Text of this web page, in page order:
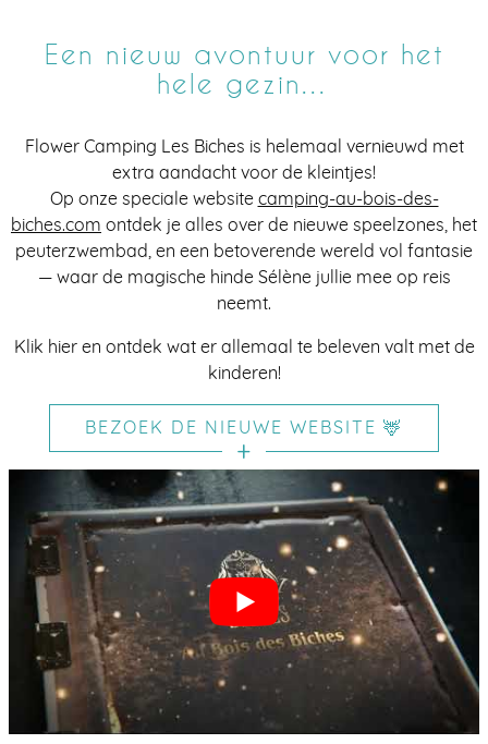
Een nieuw avontuur voor het
hele gezin…
Flower Camping Les Biches is helemaal vernieuwd met
extra aandacht voor de kleintjes!
Op onze speciale website camping-au-bois-des-
biches.com ontdek je alles over de nieuwe speelzones, het
peuterzwembad, en een betoverende wereld vol fantasie
— waar de magische hinde Sélène jullie mee op reis
neemt.
Klik hier en ontdek wat er allemaal te beleven valt met de
kinderen!
BEZOEK DE NIEUWE WEBSITE 🦌